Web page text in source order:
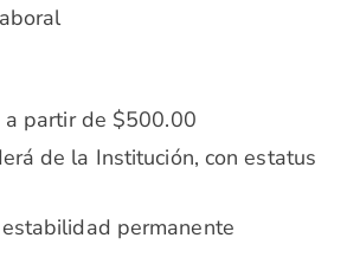
partir de $500.00
de la Institución, con estatus
permanente